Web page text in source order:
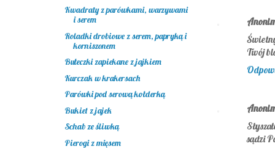
Twój
sądzi
Kwadraty z parówkami, warzywami
i serem
Roladki drobiowe z serem, papryką i
korniszonem
Bułeczki zapiekane z jajkiem
Kurczak w krakersach
Parówki pod serową kołderką
Bukiet z jajek
Schab ze śliwką
Pierogi z mięsem